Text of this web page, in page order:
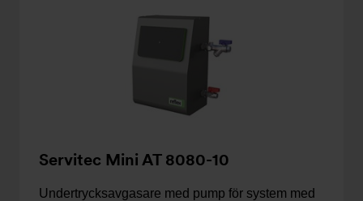
Servitec Mini AT 8080-10
Undertrycksavgasare med pump för system med